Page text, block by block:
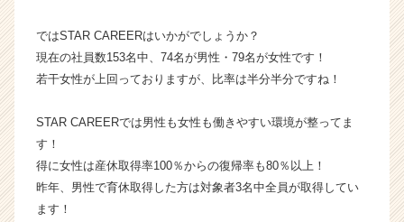
く
サ
ト
ア
キ
ではSTAR CAREERはいかがでしょうか？
現在の社員数153名中、74名が男性・79名が女性です！
若干女性が上回っておりますが、比率は半分半分ですね！
STAR CAREERでは男性も女性も働きやすい環境が整ってま
す！
得に女性は産休取得率100％からの復帰率も80％以上！
昨年、男性で育休取得した方は対象者3名中全員が取得してい
ます！